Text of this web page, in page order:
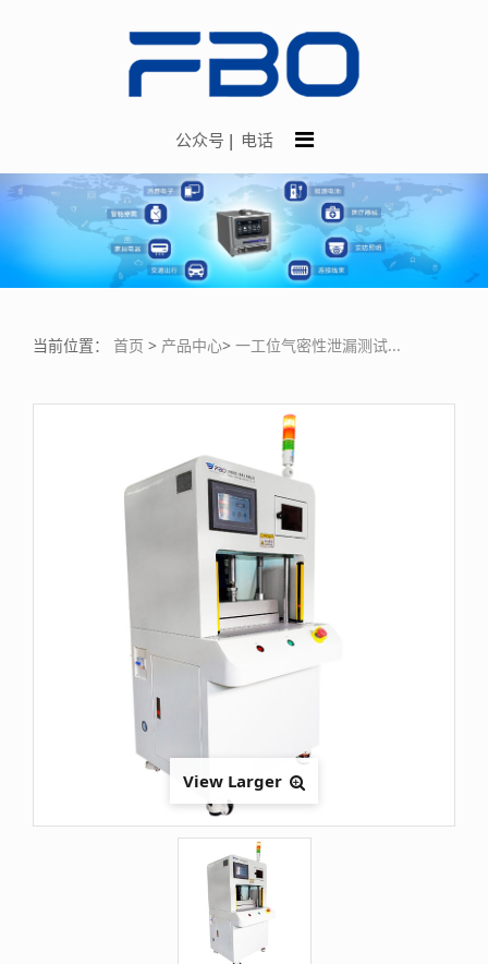
公众号 电话
当前位置： 首页 > 产品中心> 一工位气密性泄漏测试...
View Larger